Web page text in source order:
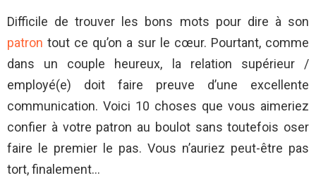
Difficile de trouver les bons mots pour dire à son
patron tout ce qu’on a sur le cœur. Pourtant, comme
dans un couple heureux, la relation supérieur /
employé(e) doit faire preuve d’une excellente
communication. Voici 10 choses que vous aimeriez
confier à votre patron au boulot sans toutefois oser
faire le premier le pas. Vous n’auriez peut-être pas
tort, finalement…